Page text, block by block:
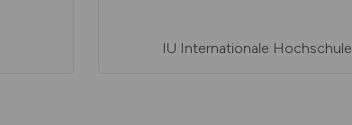
IU Internationale Hochschule